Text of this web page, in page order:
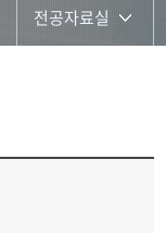
전공자료실